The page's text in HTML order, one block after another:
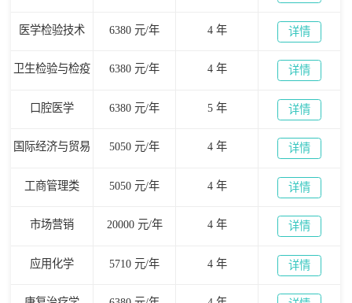
医学检验技术 6380 元/年 4 年 详情
卫生检验与检疫 6380 元/年 4 年 详情
口腔医学 6380 元/年 5 年 详情
国际经济与贸易 5050 元/年 4 年 详情
工商管理类 5050 元/年 4 年 详情
市场营销 20000 元/年 4 年 详情
应用化学 5710 元/年 4 年 详情